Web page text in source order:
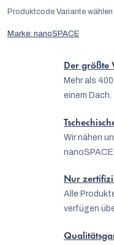
Marke: nanoSPACE
Produktcode Variante wählen
Der größte
Mehr als
einem Dach.
Wir nähen
Nur
Alle
verfügen